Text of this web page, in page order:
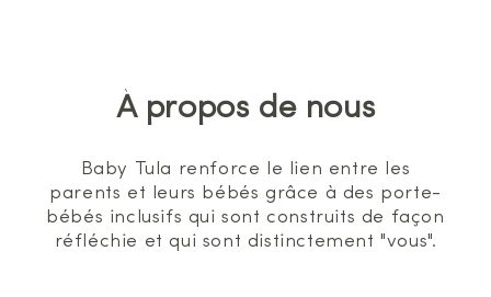
À propos de nous
Baby Tula renforce le lien entre les
parents et leurs bébés grâce à des porte-
bébés inclusifs qui sont construits de façon
réfléchie et qui sont distinctement "vous".